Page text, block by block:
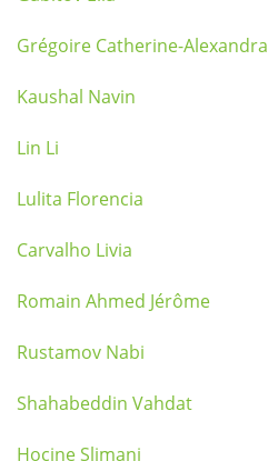
Grégoire Catherine-Alexandra
Kaushal Navin
Lin Li
Lulita Florencia
Carvalho Livia
Romain Ahmed Jérôme
Rustamov Nabi
Shahabeddin Vahdat
Hocine Slimani